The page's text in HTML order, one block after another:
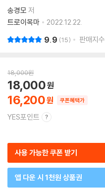
송경모 저
트로이목마
2022.12.22.
9.9 15 판매지수
18,000원
16,200
18,000
쿠폰혜택가
YES포인트
사용 가능한 쿠폰 받기
앱 다운 시 1천원 상품권